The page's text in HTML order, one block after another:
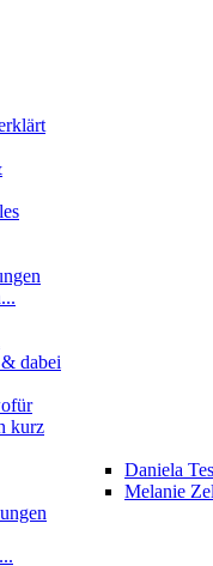
dabei
kurz
Daniela
Melanie